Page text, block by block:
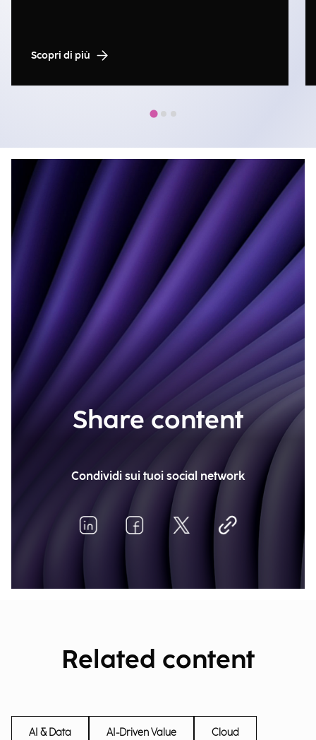
Scopri di più
Share content
Condividi sui tuoi social network
Related content
AI & Data AI-Driven Value Cloud